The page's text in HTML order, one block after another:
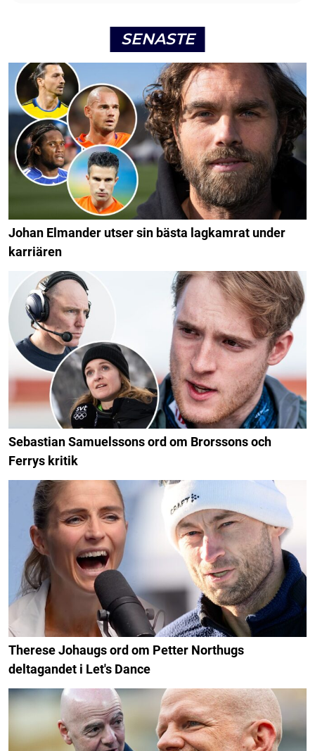
SENASTE
Johan Elmander utser sin bästa lagkamrat under
karriären
Sebastian Samuelssons ord om Brorssons och
Ferrys kritik
Therese Johaugs ord om Petter Northugs
deltagandet i Let's Dance